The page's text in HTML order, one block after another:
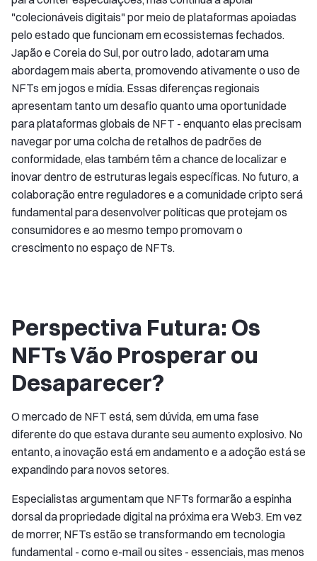
"colecionáveis digitais" por meio de plataformas apoiadas
pelo estado que funcionam em ecossistemas fechados.
Japão e Coreia do Sul, por outro lado, adotaram uma
abordagem mais aberta, promovendo ativamente o uso de
NFTs em jogos e mídia. Essas diferenças regionais
apresentam tanto um desafio quanto uma oportunidade
para plataformas globais de NFT - enquanto elas precisam
navegar por uma colcha de retalhos de padrões de
conformidade, elas também têm a chance de localizar e
inovar dentro de estruturas legais específicas. No futuro, a
colaboração entre reguladores e a comunidade cripto será
fundamental para desenvolver políticas que protejam os
consumidores e ao mesmo tempo promovam o
crescimento no espaço de NFTs.
Perspectiva Futura: Os
NFTs Vão Prosperar ou
Desaparecer?
O mercado de NFT está, sem dúvida, em uma fase
diferente do que estava durante seu aumento explosivo. No
entanto, a inovação está em andamento e a adoção está se
expandindo para novos setores.
Especialistas argumentam que NFTs formarão a espinha
dorsal da propriedade digital na próxima era Web3. Em vez
de morrer, NFTs estão se transformando em tecnologia
fundamental - como e-mail ou sites - essenciais, mas menos